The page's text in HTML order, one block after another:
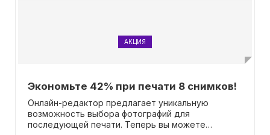
АКЦИЯ
Экономьте 42% при печати 8 снимков!
Онлайн-редактор предлагает уникальную
возможность выбора фотографий для
последующей печати. Теперь вы можете